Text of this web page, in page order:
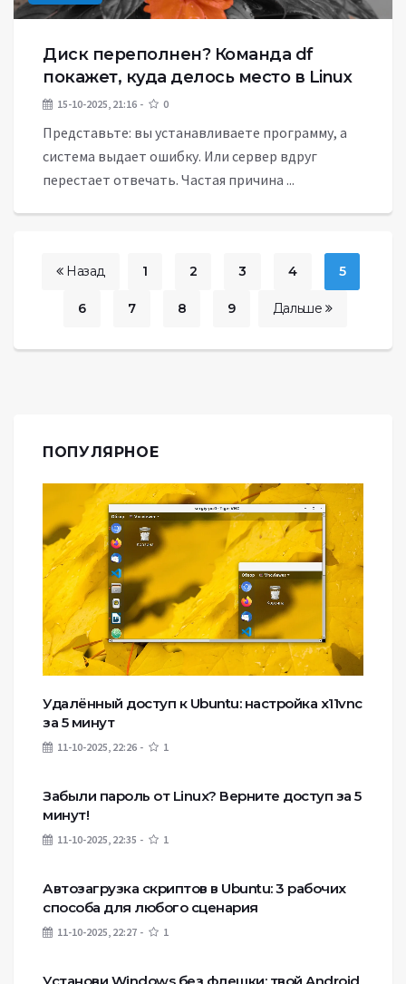
Диск переполнен? Команда df
покажет, куда делось место в Linux
15-10-2025, 21:16 0
Представьте: вы устанавливаете программу, а
система выдает ошибку. Или сервер вдруг
перестает отвечать. Частая причина ...
Назад 1 2 3 4 5
6 7 8 9 Дальше
ПОПУЛЯРНОЕ
Удалённый доступ к Ubuntu: настройка x11vnc
за 5 минут
11-10-2025, 22:26 1
Забыли пароль от Linux? Верните доступ за 5
минут!
11-10-2025, 22:35 1
Автозагрузка скриптов в Ubuntu: 3 рабочих
способа для любого сценария
11-10-2025, 22:27 1